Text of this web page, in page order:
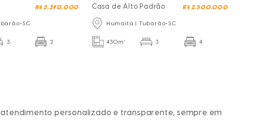
R$ 2.390.000
SC
3 2
Casa de Alto Padrão R$ 2.500.000
Humaitá | Tubarão-SC
430m² 3 4
personalizado e transparente, sempre em